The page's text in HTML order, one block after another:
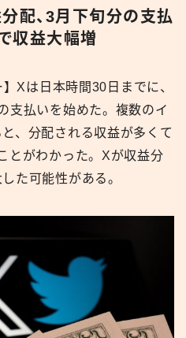
配、3月下旬分の支払
収益大幅増
Xは日本時間30日までに、
支払いを始めた。複数のイ
、分配される収益が多くて
とがわかった。Xが収益分
た可能性がある。